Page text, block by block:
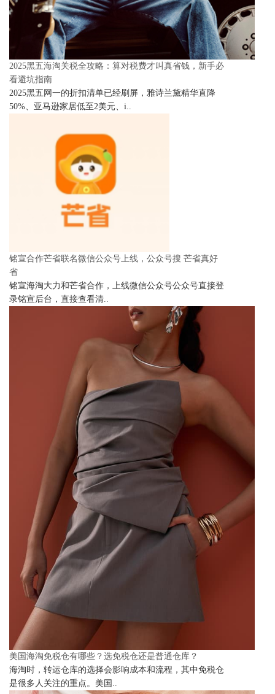
2025黑五海淘关税全攻略：算对税费才叫真省钱，新手必
看避坑指南
2025黑五网一的折扣清单已经刷屏，雅诗兰黛精华直降
50%、亚马逊家居低至2美元、i..
铭宣合作芒省联名微信公众号上线，公众号搜 芒省真好
省
铭宣海淘大力和芒省合作，上线微信公众号公众号直接登
录铭宣后台，直接查看清..
美国海淘免税仓有哪些？选免税仓还是普通仓库？
海淘时，转运仓库的选择会影响成本和流程，其中免税仓
是很多人关注的重点。美国..